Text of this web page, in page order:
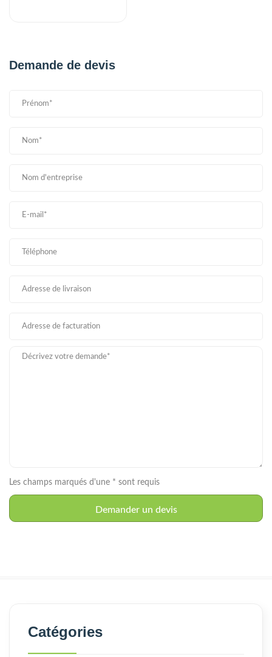
Demande de devis
Les champs marqués d'une * sont requis
Catégories